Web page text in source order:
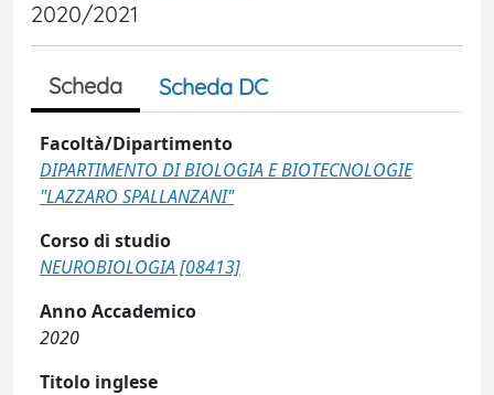
2020/2021
Scheda Scheda DC
Facoltà/Dipartimento
DIPARTIMENTO DI BIOLOGIA E BIOTECNOLOGIE
"LAZZARO SPALLANZANI"
Corso di studio
NEUROBIOLOGIA [08413]
Anno Accademico
2020
Titolo inglese